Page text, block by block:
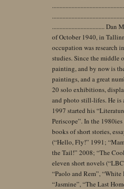
...................................
of October 1940, in
occupation was research
studies. Since the middle
painting, and by now is
paintings, and a great
20 solo exhibitions,
and photo still-lifes. He is
1997 started his
Periscope”. In the
books of short stories,
(“Hello, Fly!” 1991;
the Tail!” 2008; “The
eleven short novels
“Paolo and Rem”,
“Jasmine”, “The Last